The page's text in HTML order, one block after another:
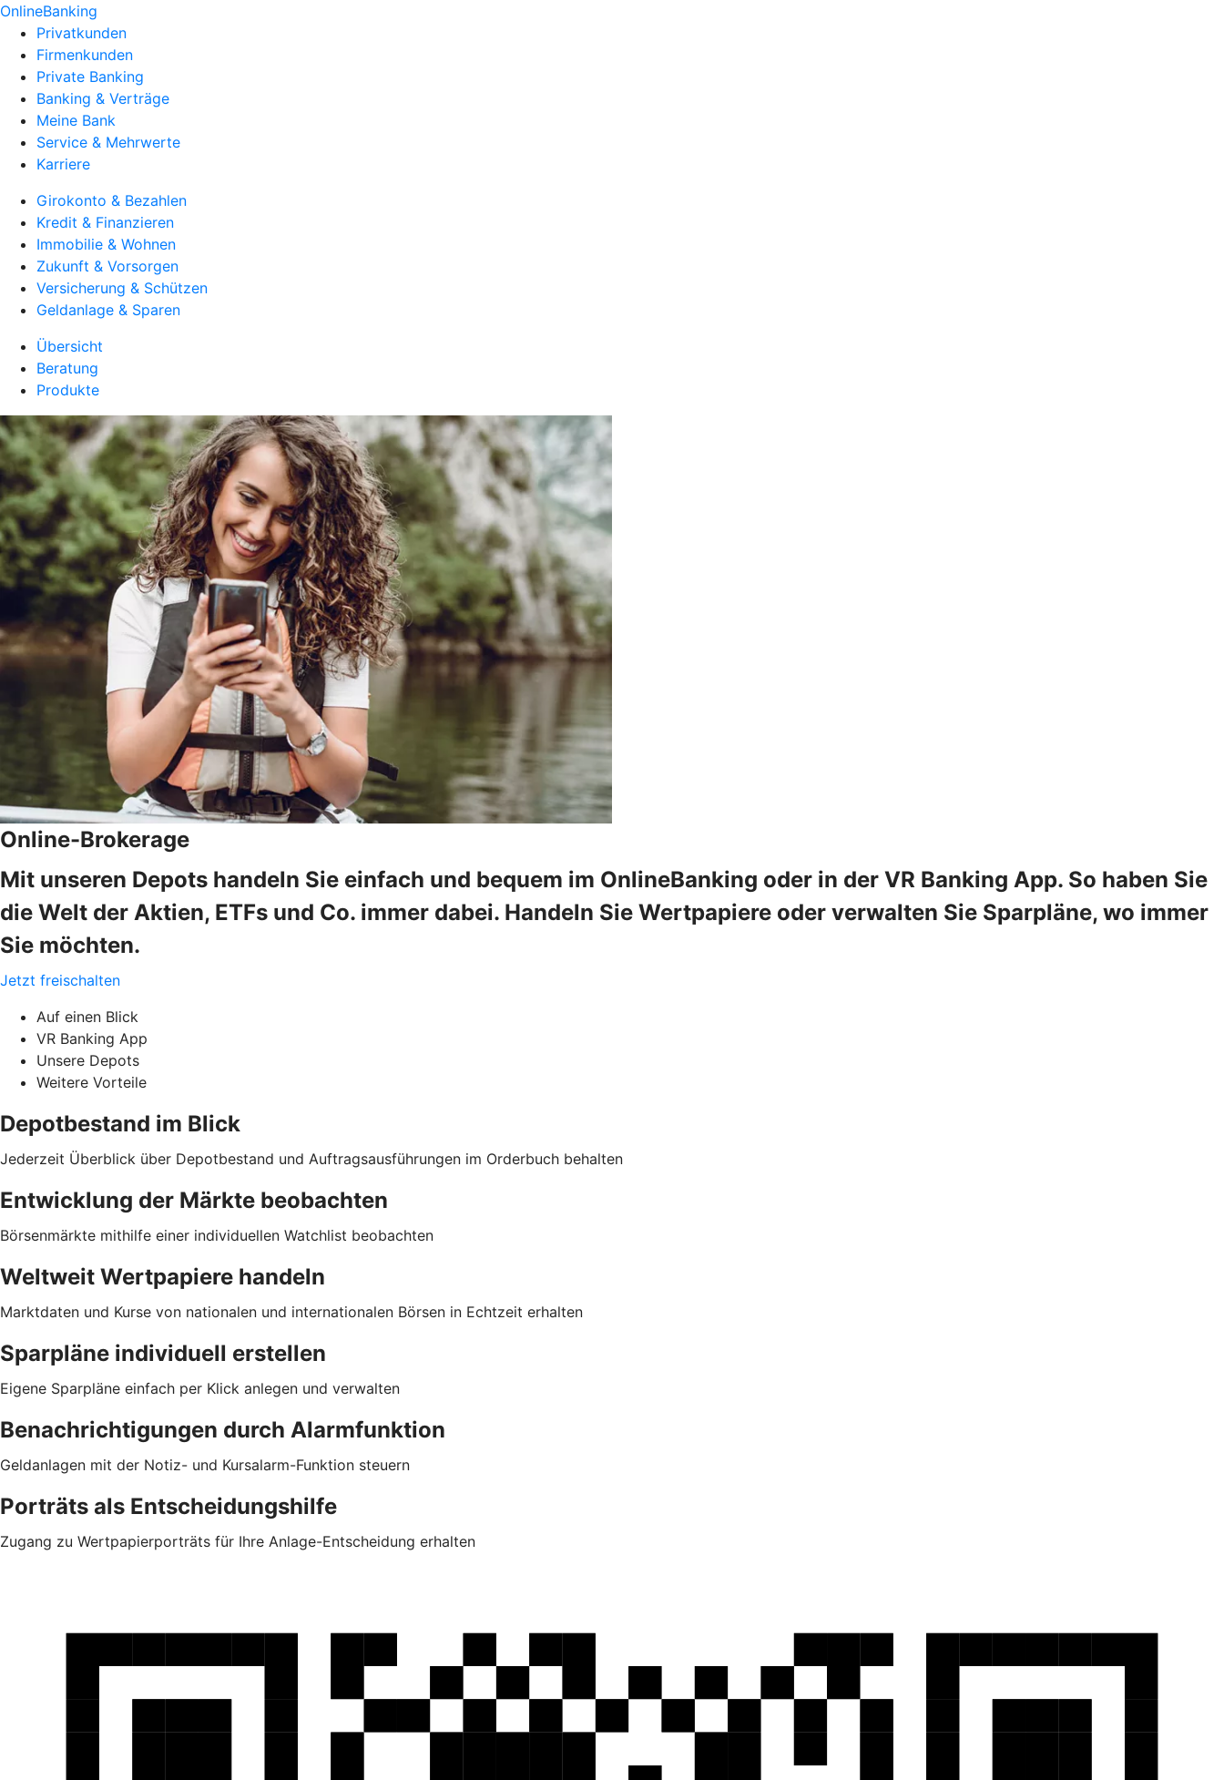
OnlineBanking
Privatkunden
Firmenkunden
Private Banking
Banking & Verträge
Meine Bank
Service & Mehrwerte
Karriere
Girokonto & Bezahlen
Kredit & Finanzieren
Immobilie & Wohnen
Zukunft & Vorsorgen
Versicherung & Schützen
Geldanlage & Sparen
Übersicht
Beratung
Produkte
Online-Brokerage
Mit unseren Depots handeln Sie einfach und bequem im OnlineBanking oder in der VR Banking App. So haben Sie
die Welt der Aktien, ETFs und Co. immer dabei. Handeln Sie Wertpapiere oder verwalten Sie Sparpläne, wo immer
Sie möchten.
Jetzt freischalten
Auf einen Blick
VR Banking App
Unsere Depots
Weitere Vorteile
Depotbestand im Blick
Jederzeit Überblick über Depotbestand und Auftragsausführungen im Orderbuch behalten
Entwicklung der Märkte beobachten
Börsenmärkte mithilfe einer individuellen Watchlist beobachten
Weltweit Wertpapiere handeln
Marktdaten und Kurse von nationalen und internationalen Börsen in Echtzeit erhalten
Sparpläne individuell erstellen
Eigene Sparpläne einfach per Klick anlegen und verwalten
Benachrichtigungen durch Alarmfunktion
Geldanlagen mit der Notiz- und Kursalarm-Funktion steuern
Porträts als Entscheidungshilfe
Zugang zu Wertpapierporträts für Ihre Anlage-Entscheidung erhalten